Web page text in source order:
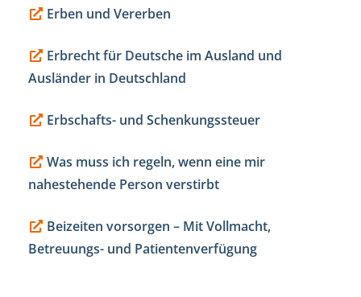
Erben und Vererben
Erbrecht für Deutsche im Ausland und
Ausländer in Deutschland
Erbschafts- und Schenkungssteuer
Was muss ich regeln, wenn eine mir
nahestehende Person verstirbt
Beizeiten vorsorgen – Mit Vollmacht,
Betreuungs- und Patientenverfügung